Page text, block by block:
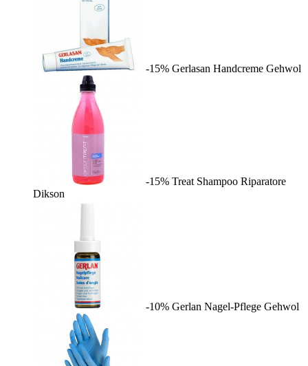
-15% Gerlasan Handcreme Gehwol
-15% Treat Shampoo Riparatore
Dikson
-10% Gerlan Nagel-Pflege Gehwol